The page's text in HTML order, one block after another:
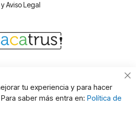
Aviso Legal
tu experiencia y para hacer
saber más entra en: Política de